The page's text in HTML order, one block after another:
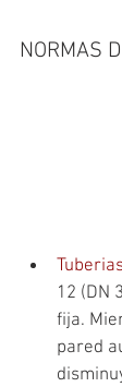
NORMAS
12 (DN
fija.
pared